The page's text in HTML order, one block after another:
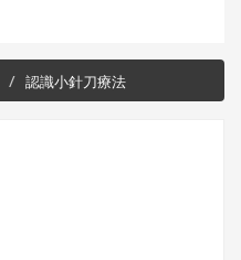
認識⼩針⼑療法